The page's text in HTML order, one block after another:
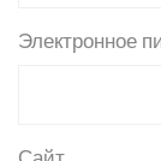
Электронное